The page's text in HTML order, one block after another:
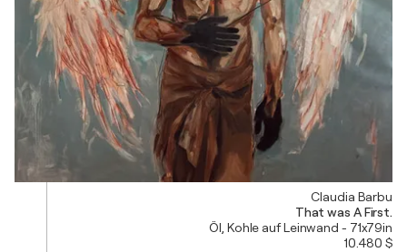
Claudia Barbu
That was A First.
Öl, Kohle auf Leinwand - 71x79in
10.480 $